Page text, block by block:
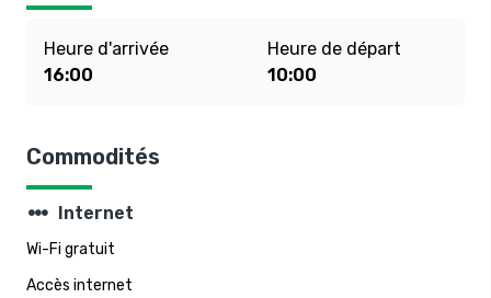
Heure d'arrivée
16:00
Heure de départ
10:00
Commodités
steppers Internet
Wi-Fi gratuit
Accès internet